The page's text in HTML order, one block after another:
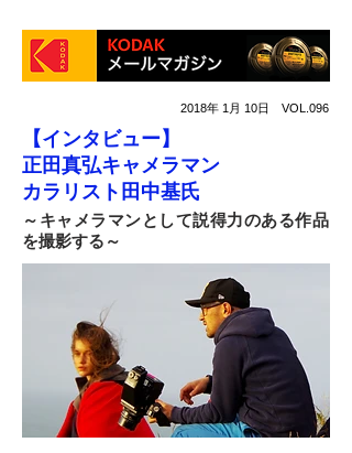
2018年 1月 10日 VOL.096
【インタビュー】
正田真弘キャメラマン
カラリスト田中基氏
～キャメラマンとして説得力のある作品
を撮影する～